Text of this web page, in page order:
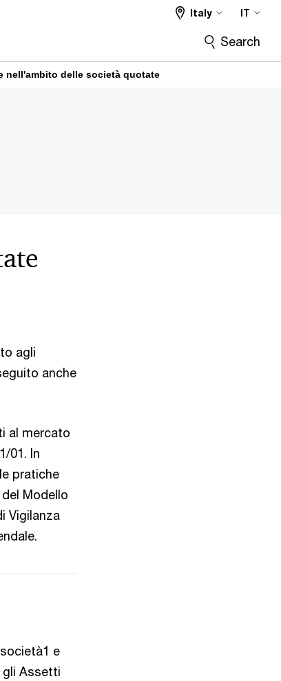
Italy IT
Search
nell'ambito delle società quotate
agli
anche
al mercato
01. In
pratiche
Modello
Vigilanza
e
gli Assetti